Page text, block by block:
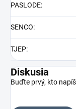
PASLODE:
SENCO:
TJEP:
Diskusia
Buďte prvý, kto